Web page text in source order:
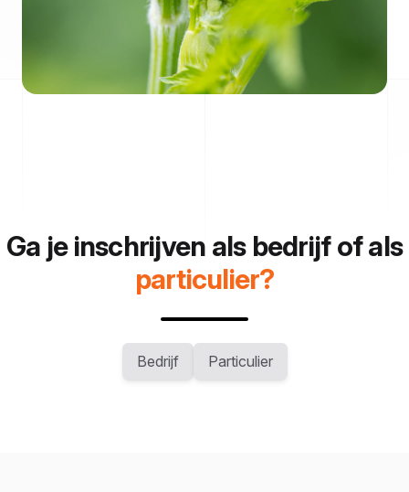
Ga je inschrijven als bedrijf of als
particulier?
Bedrijf Particulier